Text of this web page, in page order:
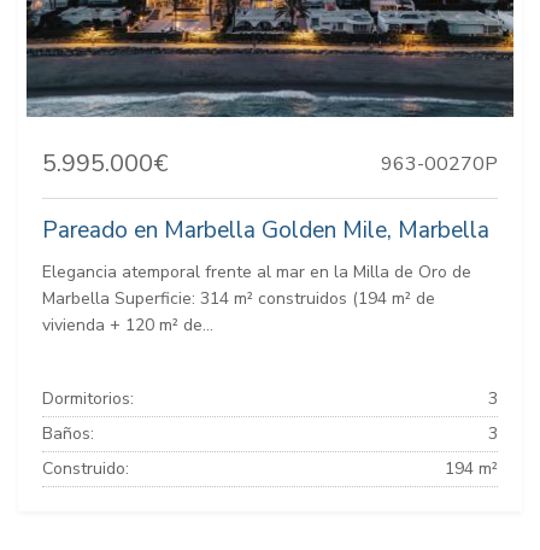
5.995.000€ 963-00270P
Pareado en Marbella Golden Mile, Marbella
Elegancia atemporal frente al mar en la Milla de Oro de
Marbella Superficie: 314 m² construidos (194 m² de
vivienda + 120 m² de...
Dormitorios:
3
Baños:
3
Construido:
194 m²